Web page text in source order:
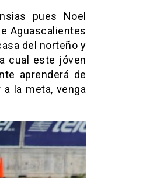
pues Noel
Aguascalientes
del norteño y
cual este jóven
aprenderá de
la meta, venga